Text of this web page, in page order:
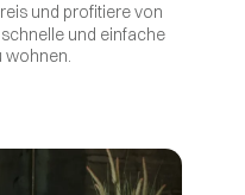
und profitiere von
und einfache
wohnen.